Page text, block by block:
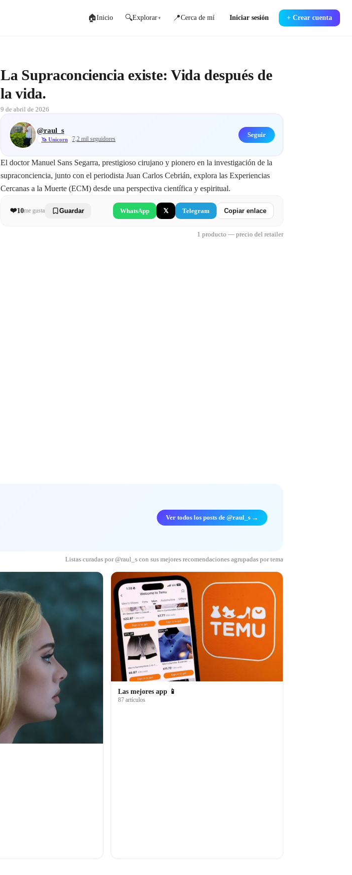
🏠Inicio 🔍Explorar ▾ 📍Cerca de mí Iniciar sesión + Crear cuenta
La Supraconciencia existe: Vida después de
la vida.
9 de abril de 2026
@raul_s
🦄 Unicorn 7,2 mil seguidores
Seguir
El doctor Manuel Sans Segarra, prestigioso cirujano y pionero en la investigación de la
supraconciencia, junto con el periodista Juan Carlos Cebrián, explora las Experiencias
Cercanas a la Muerte (ECM) desde una perspectiva científica y espiritual.
❤️10me gusta Guardar WhatsApp 𝕏 Telegram Copiar enlace
1 producto — precio del retailer
Ver todos los posts de @raul_s →
Listas curadas por @raul_s con sus mejores recomendaciones agrupadas por tema
Las mejores app 📱
87 artículos